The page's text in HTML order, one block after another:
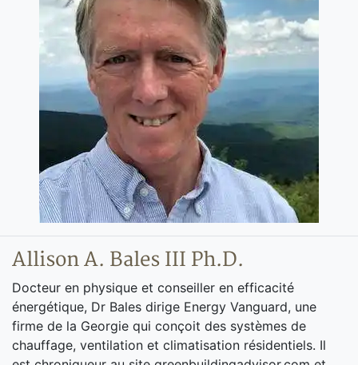
Allison A. Bales III Ph.D.
Docteur en physique et conseiller en efficacité
énergétique, Dr Bales dirige Energy Vanguard, une
firme de la Georgie qui conçoit des systèmes de
chauffage, ventilation et climatisation résidentiels. Il